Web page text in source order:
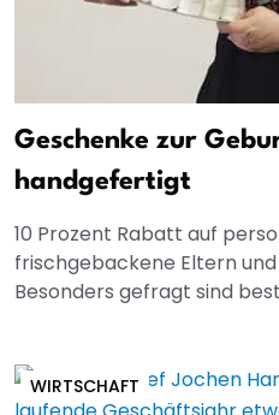
Geschenke zur
handgefertigt
10 Prozent Rabatt auf
frischgebackene Eltern
Besonders gefragt sind
WIRTSCHAFT